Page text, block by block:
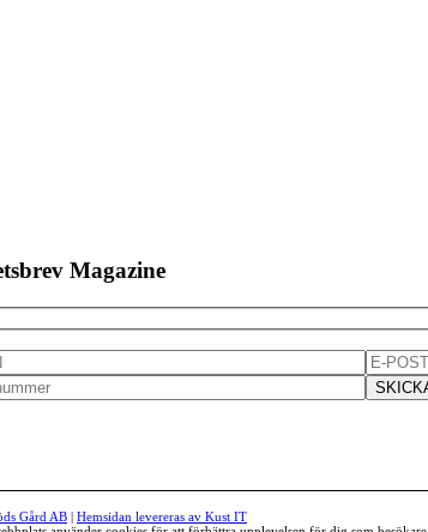
Magazine
Gård AB | Hemsidan levereras av Kust IT